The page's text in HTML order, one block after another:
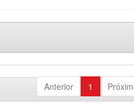
Anterior 1